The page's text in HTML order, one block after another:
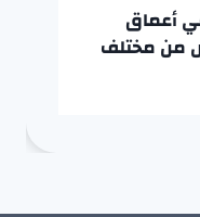
أعماق
من مختلف